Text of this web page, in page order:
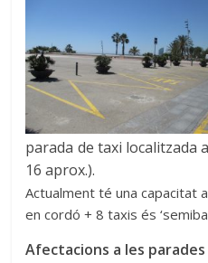
parada de taxi localitzada
16 aprox.).
Actualment té una capacitat
en cordó + 8 taxis és
Afectacions a les parades